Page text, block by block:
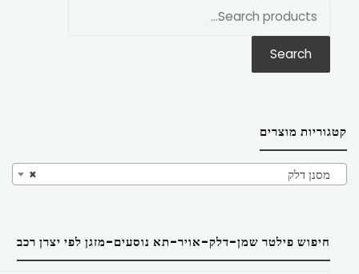
Search
קטגוריות מוצרים
× מסנן דלק
חיפוש פילטר שמן-דלק-אויר-תא נוסעים-מזגן לפי יצרן רכב